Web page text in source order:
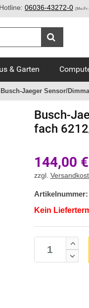
Hotline: 06036-43272-0 (Mo-Fr:
& Garten
Busch-Jaeger Sensor/
Busch-
fach
144,00 €
zzgl.
Artikelnummer:
Kein